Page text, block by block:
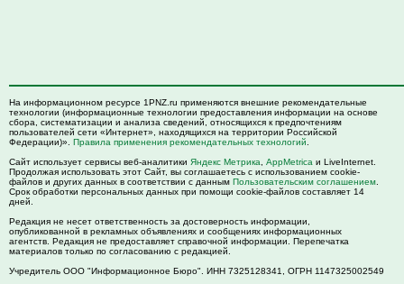
На информационном ресурсе 1PNZ.ru применяются внешние рекомендательные
технологии (информационные технологии предоставления информации на основе
сбора, систематизации и анализа сведений, относящихся к предпочтениям
пользователей сети «Интернет», находящихся на территории Российской
Федерации)». Правила применения рекомендательных технологий
Сайт использует сервисы веб-аналитики Яндекс Метрика AppMetrica и LiveInternet.
Продолжая использовать этот Сайт, вы соглашаетесь с использованием cookie-
файлов и других данных в соответствии с данным Пользовательским соглашением
Срок обработки персональных данных при помощи cookie-файлов составляет 14
дней.
Редакция не несет ответственность за достоверность информации,
опубликованной в рекламных объявлениях и сообщениях информационных
агентств. Редакция не предоставляет справочной информации. Перепечатка
материалов только по согласованию с редакцией.
Учредитель ООО "Информационное Бюро". ИНН 7325128341, ОГРН 1147325002549